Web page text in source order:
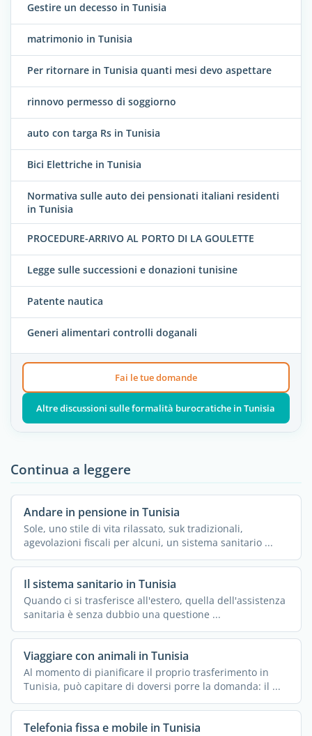
Gestire un decesso in Tunisia
matrimonio in Tunisia
Per ritornare in Tunisia quanti mesi devo aspettare
rinnovo permesso di soggiorno
auto con targa Rs in Tunisia
Bici Elettriche in Tunisia
Normativa sulle auto dei pensionati italiani residenti
in Tunisia
PROCEDURE-ARRIVO AL PORTO DI LA GOULETTE
Legge sulle successioni e donazioni tunisine
Patente nautica
Generi alimentari controlli doganali
Fai le tue domande
Altre discussioni sulle formalità burocratiche in Tunisia
Continua a leggere
Andare in pensione in Tunisia
Sole, uno stile di vita rilassato, suk tradizionali,
agevolazioni fiscali per alcuni, un sistema sanitario ...
Il sistema sanitario in Tunisia
Quando ci si trasferisce all'estero, quella dell'assistenza
sanitaria è senza dubbio una questione ...
Viaggiare con animali in Tunisia
Al momento di pianificare il proprio trasferimento in
Tunisia, può capitare di doversi porre la domanda: il ...
Telefonia fissa e mobile in Tunisia